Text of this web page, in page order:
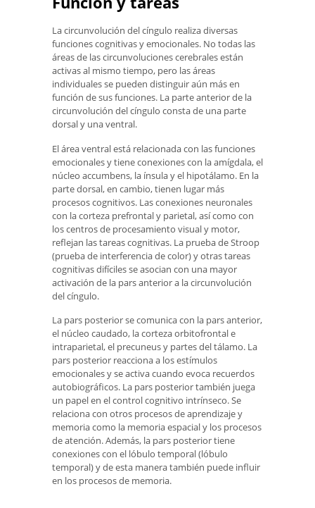
La circunvolución del cíngulo realiza diversas
funciones cognitivas y emocionales. No todas las
áreas de las circunvoluciones cerebrales están
activas al mismo tiempo, pero las áreas
individuales se pueden distinguir aún más en
función de sus funciones. La parte anterior de la
circunvolución del cíngulo consta de una parte
dorsal y una ventral.
El área ventral está relacionada con las funciones
emocionales y tiene conexiones con la amígdala, el
núcleo accumbens, la ínsula y el hipotálamo. En la
parte dorsal, en cambio, tienen lugar más
procesos cognitivos. Las conexiones neuronales
con la corteza prefrontal y parietal, así como con
los centros de procesamiento visual y motor,
reflejan las tareas cognitivas. La prueba de Stroop
(prueba de interferencia de color) y otras tareas
cognitivas difíciles se asocian con una mayor
activación de la pars anterior a la circunvolución
del cíngulo.
La pars posterior se comunica con la pars anterior,
el núcleo caudado, la corteza orbitofrontal e
intraparietal, el precuneus y partes del tálamo. La
pars posterior reacciona a los estímulos
emocionales y se activa cuando evoca recuerdos
autobiográficos. La pars posterior también juega
un papel en el control cognitivo intrínseco. Se
relaciona con otros procesos de aprendizaje y
memoria como la memoria espacial y los procesos
de atención. Además, la pars posterior tiene
conexiones con el lóbulo temporal (lóbulo
temporal) y de esta manera también puede influir
en los procesos de memoria.